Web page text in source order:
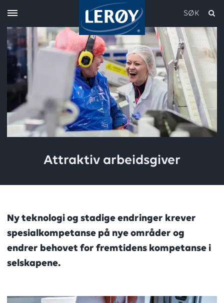
SØK
Attraktiv arbeidsgiver
Ny teknologi og stadige endringer krever
spesialkompetanse på nye områder og
endrer behovet for fremtidens kompetanse i
selskapene.